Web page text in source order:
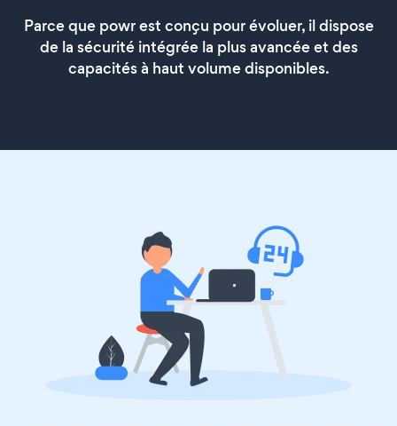
Parce que powr est conçu pour évoluer, il dispose
de la sécurité intégrée la plus avancée et des
capacités à haut volume disponibles.